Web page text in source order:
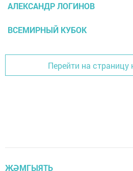
АЛЕКСАНДР ЛОГИНОВ
ВСЕМИРНЫЙ КУБОК
Перейти на страницу
ҖӘМГЫЯТЬ